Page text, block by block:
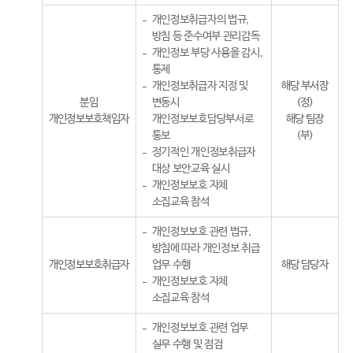
분임
개인정보보호책임자
개인정보취급자의 법규,
방침 등 준수여부 관리감독
개인정보 부당 사용을 감시,
통제
개인정보취급자 지정 및
변동시
개인정보보호담당부서로
통보
정기적인 개인정보취급자
대상 보안교육 실시
개인정보보호 자체
소집교육 참석
해당 부서장
(정)
해당 팀장
(부)
개인정보보호취급자
개인정보보호 관련 법규,
방침에 따라 개인정보 취급
업무 수행
개인정보보호 자체
소집교육 참석
해당 담당자
개인정보보호 관련 업무
실무 수행 및 점검